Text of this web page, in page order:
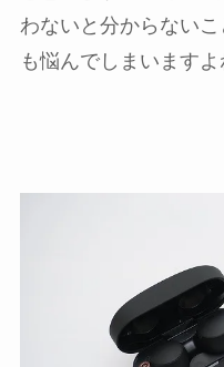
わないと分からない
も悩んでしまいますよ